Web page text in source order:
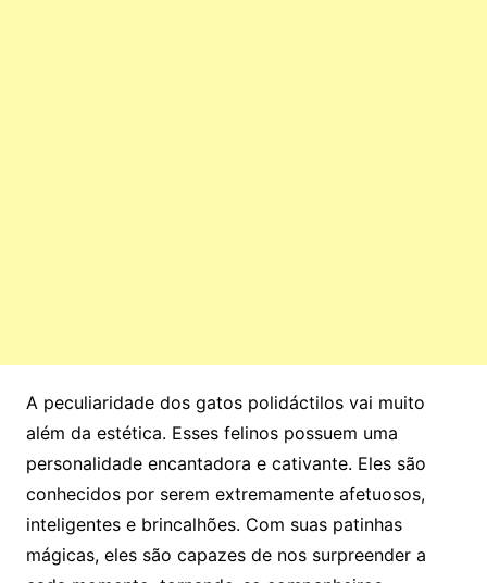
A peculiaridade dos gatos polidáctilos vai muito
além da estética. Esses felinos possuem uma
personalidade encantadora e cativante. Eles são
conhecidos por serem extremamente afetuosos,
inteligentes e brincalhões. Com suas patinhas
mágicas, eles são capazes de nos surpreender a